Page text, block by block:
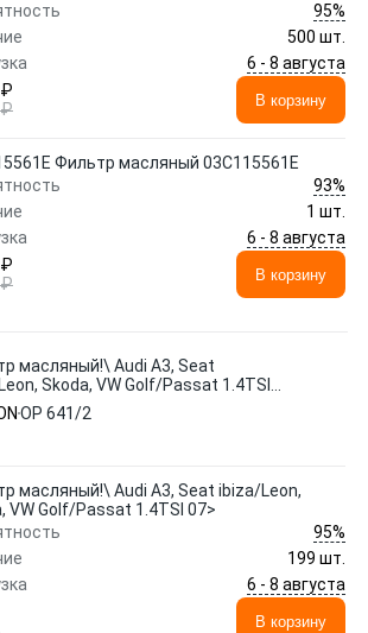
95%
500 шт.
6 - 8 августа
₽
В корзину
Фильтр масляный 03C115561E
93%
1 шт.
6 - 8 августа
₽
В корзину
масляный!\ Audi A3, Seat
Skoda, VW Golf/Passat 1.4TSI
OP 641/2
масляный!\ Audi A3, Seat ibiza/Leon,
VW Golf/Passat 1.4TSI 07>
95%
199 шт.
6 - 8 августа
В корзину